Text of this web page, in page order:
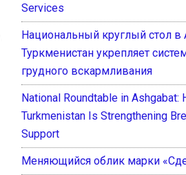
Services
Национальный круглый стол в
Туркменистан укрепляет
грудного вскармливания
National Roundtable in Ashgabat:
Turkmenistan Is Strengthening
Support
Меняющийся облик марки